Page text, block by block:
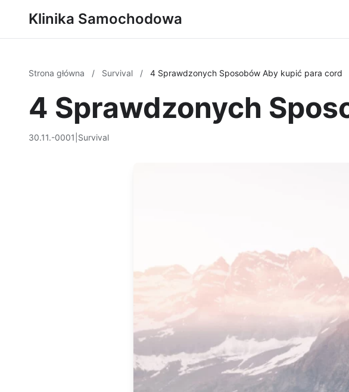
Klinika Samochodowa
Strona główna / Survival / 4 Sprawdzonych Sposobów Aby kupić para cord
4 Sprawdzonych
30.11.-0001 Survival